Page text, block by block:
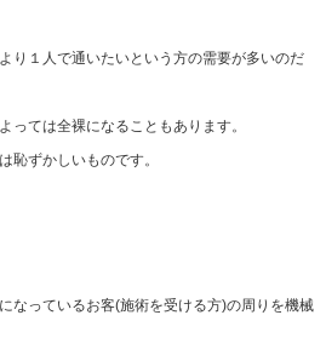
り１人で通いたいという方の需要が多いのだ
っては全裸になることもあります。
恥ずかしいものです。
なっているお客(施術を受ける方)の周りを機械